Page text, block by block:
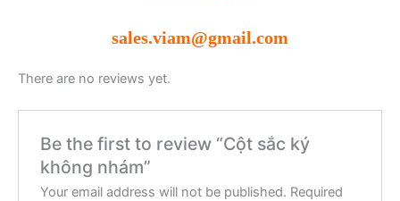
sales.viam@gmail.com
There are no reviews yet.
Be the first to review “Cột sắc ký
không nhám”
Your email address will not be published. Required